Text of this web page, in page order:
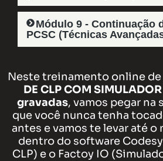
Módulo 9 - Continuação
PCSC (Técnicas
Neste treinamento online de
DE CLP COM
gravadas, vamos pegar na
que você nunca tenha
antes e vamos te levar até
dentro do software
CLP) e o Factoy IO